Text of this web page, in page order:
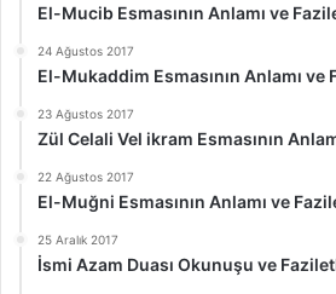
El-Mucib Esmasının Anlamı ve
24 Ağustos 2017
El-Mukaddim Esmasının Anlamı ve
23 Ağustos 2017
Zül Celali Vel ikram Esmasının
22 Ağustos 2017
El-Muğni Esmasının Anlamı ve
25 Aralık 2017
İsmi Azam Duası Okunuşu ve